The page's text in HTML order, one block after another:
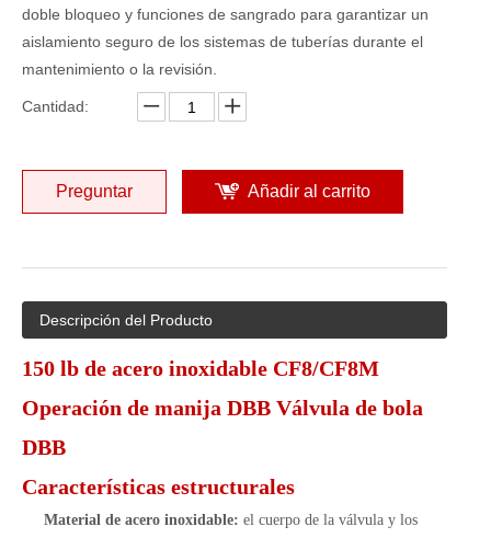
doble bloqueo y funciones de sangrado para garantizar un
aislamiento seguro de los sistemas de tuberías durante el
mantenimiento o la revisión.
Cantidad:
Preguntar Añadir al carrito
Descripción del Producto
150 lb de acero inoxidable CF8/CF8M
Operación de manija DBB Válvula de bola
DBB
Características estructurales
Material de acero inoxidable: el cuerpo de la válvula y los